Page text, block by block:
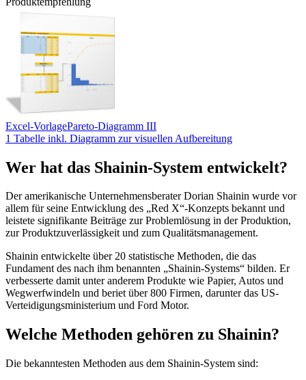
Excel-VorlagePareto-Diagramm III
1 Tabelle inkl. Diagramm zur visuellen Aufbereitung
Wer hat das Shainin-System entwickelt?
Der amerikanische Unternehmensberater Dorian Shainin wurde vor
allem für seine Entwicklung des „Red X“-Konzepts bekannt und
leistete signifikante Beiträge zur Problemlösung in der Produktion,
zur Produktzuverlässigkeit und zum Qualitätsmanagement.
Shainin entwickelte über 20 statistische Methoden, die das
Fundament des nach ihm benannten „Shainin-Systems“ bilden. Er
verbesserte damit unter anderem Produkte wie Papier, Autos und
Wegwerfwindeln und beriet über 800 Firmen, darunter das US-
Verteidigungsministerium und Ford Motor.
Welche Methoden gehören zu Shainin?
Die bekanntesten Methoden aus dem Shainin-System sind: